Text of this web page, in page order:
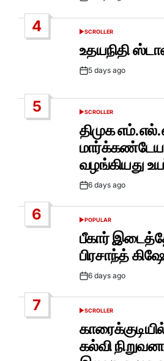
4
POSTED
SCROLLER
உதயநிதி
Post5 days ago
5
POSTED
SCROLLER
திமுக
வழங்கியது
Post6 days ago
6
POSTED
IN
POPULAR
பீகார்
பிரசாந்த்
Post6 days ago
7
POSTED
SCROLLER
கல்வி